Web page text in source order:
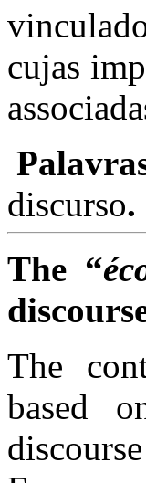
cujas
discurso.
The “
The
based